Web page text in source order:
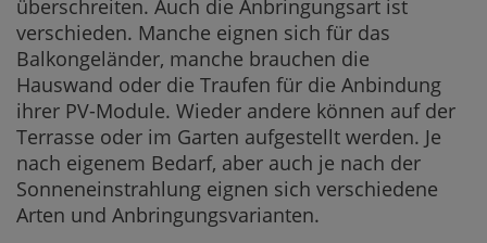
überschreiten. Auch die Anbringungsart ist
verschieden. Manche eignen sich für das
Balkongeländer, manche brauchen die
Hauswand oder die Traufen für die Anbindung
ihrer PV-Module. Wieder andere können auf der
Terrasse oder im Garten aufgestellt werden. Je
nach eigenem Bedarf, aber auch je nach der
Sonneneinstrahlung eignen sich verschiedene
Arten und Anbringungsvarianten.